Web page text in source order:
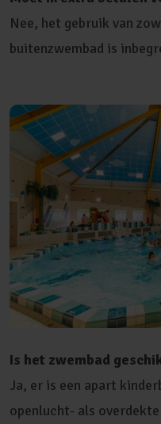
Nee, het gebruik van
buitenzwembad is
Is het zwembad
Ja, er is een apart
openlucht- als overdekte